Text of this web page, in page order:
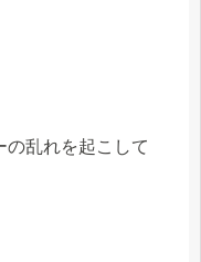
の乱れを起こして